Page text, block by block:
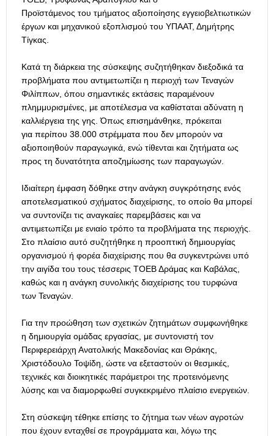
Προϊστάμενος του τμήματος αξιοποίησης εγγειοβελτιωτικών
έργων και μηχανικού εξοπλισμού του ΥΠΑΑΤ, Δημήτρης
Τίγκας.
Κατά τη διάρκεια της σύσκεψης συζητήθηκαν διεξοδικά τα
προβλήματα που αντιμετωπίζει η περιοχή των Τεναγών
Φιλίππων, όπου σημαντικές εκτάσεις παραμένουν
πλημμυρισμένες, με αποτέλεσμα να καθίσταται αδύνατη η
καλλιέργεια της γης. Όπως επισημάνθηκε, πρόκειται
για περίπου 38.000 στρέμματα που δεν μπορούν να
αξιοποιηθούν παραγωγικά, ενώ τίθενται και ζητήματα ως
προς τη δυνατότητα αποζημίωσης των παραγωγών.
Ιδιαίτερη έμφαση δόθηκε στην ανάγκη συγκρότησης ενός
αποτελεσματικού σχήματος διαχείρισης, το οποίο θα μπορεί
να συντονίζει τις αναγκαίες παρεμβάσεις και να
αντιμετωπίζει με ενιαίο τρόπο τα προβλήματα της περιοχής.
Στο πλαίσιο αυτό συζητήθηκε η προοπτική δημιουργίας
οργανισμού ή φορέα διαχείρισης που θα συγκεντρώνει υπό
την αιγίδα του τους τέσσερις ΤΟΕΒ Δράμας και Καβάλας,
καθώς και η ανάγκη συνολικής διαχείρισης του τυρφώνα
των Τεναγών.
Για την προώθηση των σχετικών ζητημάτων συμφωνήθηκε
η δημιουργία ομάδας εργασίας, με συντονιστή τον
Περιφερειάρχη Ανατολικής Μακεδονίας και Θράκης,
Χριστόδουλο Τοψίδη, ώστε να εξεταστούν οι θεσμικές,
τεχνικές και διοικητικές παράμετροι της προτεινόμενης
λύσης και να διαμορφωθεί συγκεκριμένο πλαίσιο ενεργειών.
Στη σύσκεψη τέθηκε επίσης το ζήτημα των νέων αγροτών
που έχουν ενταχθεί σε προγράμματα και, λόγω της